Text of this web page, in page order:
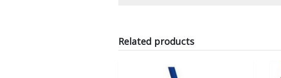
Related products